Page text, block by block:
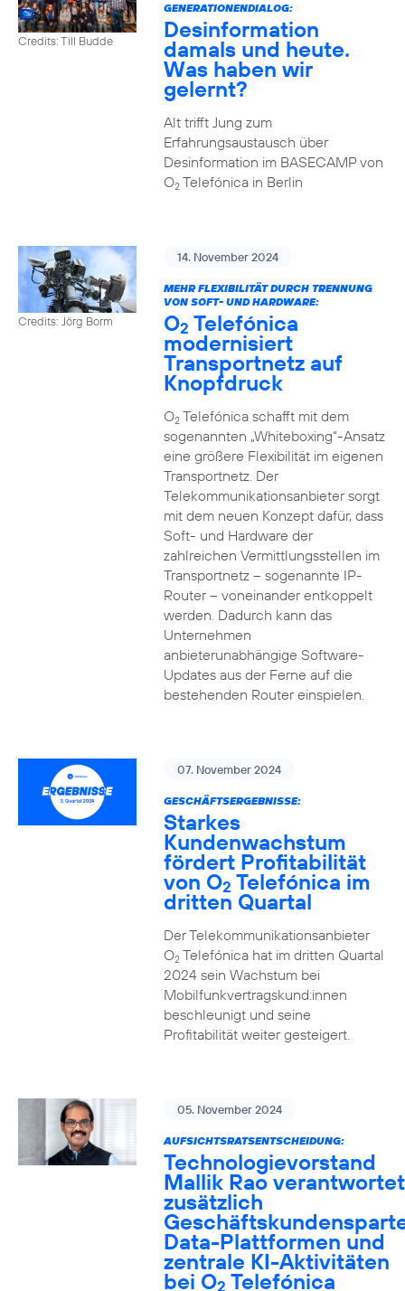
Credits: Till Budde
GENERATIONENDIALOG:
Desinformation
damals und heute.
Was haben wir
gelernt?
Alt trifft Jung zum
Erfahrungsaustausch über
Desinformation im BASECAMP von
O2Telefónica in Berlin
Credits: Jörg Borm
14. November 2024
MEHR FLEXIBILITÄT DURCH TRENNUNG
VON SOFT- UND HARDWARE:
O2 Telefónica
modernisiert
Transportnetz auf
Knopfdruck
O2Telefónica schafft mit dem
sogenannten „Whiteboxing“-Ansatz
eine größere Flexibilität im eigenen
Transportnetz. Der
Telekommunikationsanbieter sorgt
mit dem neuen Konzept dafür, dass
Soft- und Hardware der
zahlreichen Vermittlungsstellen im
Transportnetz – sogenannte IP-
Router – voneinander entkoppelt
werden. Dadurch kann das
Unternehmen
anbieterunabhängige Software-
Updates aus der Ferne auf die
bestehenden Router einspielen.
07. November 2024
GESCHÄFTSERGEBNISSE:
Starkes
Kundenwachstum
fördert Profitabilität
von O2 Telefónica im
dritten Quartal
Der Telekommunikationsanbieter
O2Telefónica hat im dritten Quartal
2024 sein Wachstum bei
Mobilfunkvertragskund:innen
beschleunigt und seine
Profitabilität weiter gesteigert.
05. November 2024
AUFSICHTSRATSENTSCHEIDUNG:
Technologievorstand
Mallik Rao verantwortet
zusätzlich
Data-Plattformen und
zentrale KI-Aktivitäten
bei O2 Telefónica